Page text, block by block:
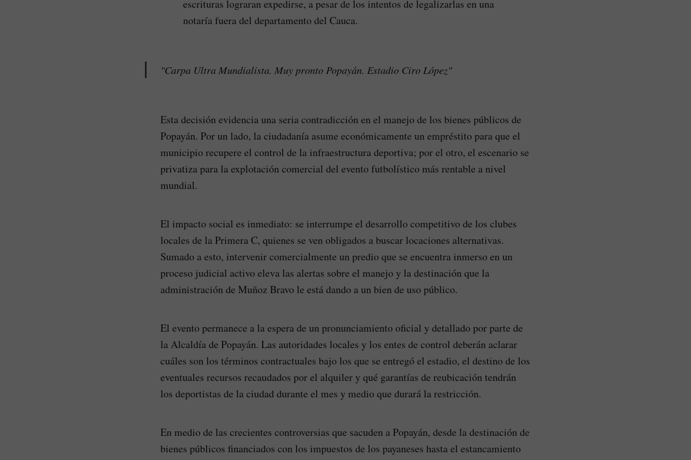
escrituras lograran expedirse, a pesar de los intentos de legalizarlas en una
notaría fuera del departamento del Cauca.
"Carpa Ultra Mundialista. Muy pronto Popayán. Estadio Ciro López"
Esta decisión evidencia una seria contradicción en el manejo de los bienes públicos de
Popayán. Por un lado, la ciudadanía asume económicamente un empréstito para que el
municipio recupere el control de la infraestructura deportiva; por el otro, el escenario se
privatiza para la explotación comercial del evento futbolístico más rentable a nivel
mundial.
El impacto social es inmediato: se interrumpe el desarrollo competitivo de los clubes
locales de la Primera C, quienes se ven obligados a buscar locaciones alternativas.
Sumado a esto, intervenir comercialmente un predio que se encuentra inmerso en un
proceso judicial activo eleva las alertas sobre el manejo y la destinación que la
administración de Muñoz Bravo le está dando a un bien de uso público.
El evento permanece a la espera de un pronunciamiento oficial y detallado por parte de
la Alcaldía de Popayán. Las autoridades locales y los entes de control deberán aclarar
cuáles son los términos contractuales bajo los que se entregó el estadio, el destino de los
eventuales recursos recaudados por el alquiler y qué garantías de reubicación tendrán
los deportistas de la ciudad durante el mes y medio que durará la restricción.
En medio de las crecientes controversias que sacuden a Popayán, desde la destinación de
bienes públicos financiados con los impuestos de los payaneses hasta el estancamiento